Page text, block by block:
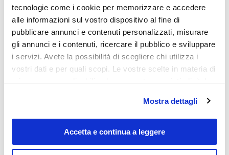
tecnologie come i cookie per memorizzare e accedere
alle informazioni sul vostro dispositivo al fine di
pubblicare annunci e contenuti personalizzati, misurare
gli annunci e i contenuti, ricercare il pubblico e sviluppare
i servizi. Avete la possibilità di scegliere chi utilizza i
vostri dati e per quali scopi. Le vostre scelte in materia di
privacy sono applicabili solo su questa proprietà digitale
modificare o revocare il proprio consenso in qualsiasi
momento dalla Dichiarazione sui cookie o facendo clic
sull'icona di attivazione della privacy.
Mostra dettagli
Accetta e continua a leggere
Destinazioni